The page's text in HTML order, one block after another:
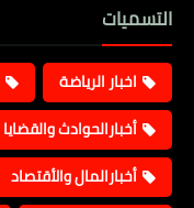
التسميات
اخبار الرياضة
أخبارالحوادث والقضايا
أخبارالمال والأقتصاد